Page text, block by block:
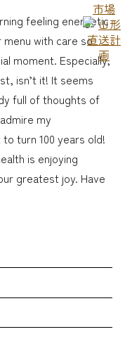
feeling energetic
with care so
moment. Especially,
isn’t it! It seems
full of thoughts of
my
turn 100 years old!
is enjoying
greatest joy. Have